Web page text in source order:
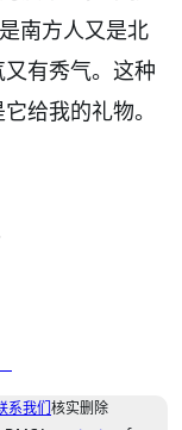
南方人又是北
有秀气。这种
给我的礼物。
系我们核实删除